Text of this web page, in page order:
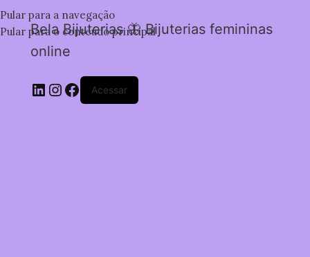
Pular para a navegação
Pular para o conteúdo principal
Bela Bijuterias 🦋 Bijuterias femininas
online
Acessar